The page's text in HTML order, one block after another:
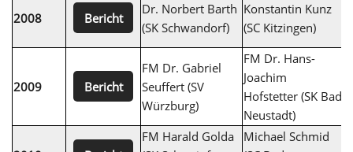
2008 Bericht
Dr. Norbert Barth
(SK Schwandorf)
Konstantin Kunz
(SC Kitzingen)
2009 Bericht
FM Dr. Gabriel
Seuffert (SV
Würzburg)
FM Dr. Hans-
Joachim
Hofstetter (SK Bad
Neustadt)
FM Harald Golda
Michael Schmid